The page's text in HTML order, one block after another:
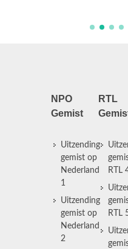
NPO
Gemist
Uitzending
gemist op
Nederland
1
Uitzending
gemist op
Nederland
2
RTL
RTL
RTL